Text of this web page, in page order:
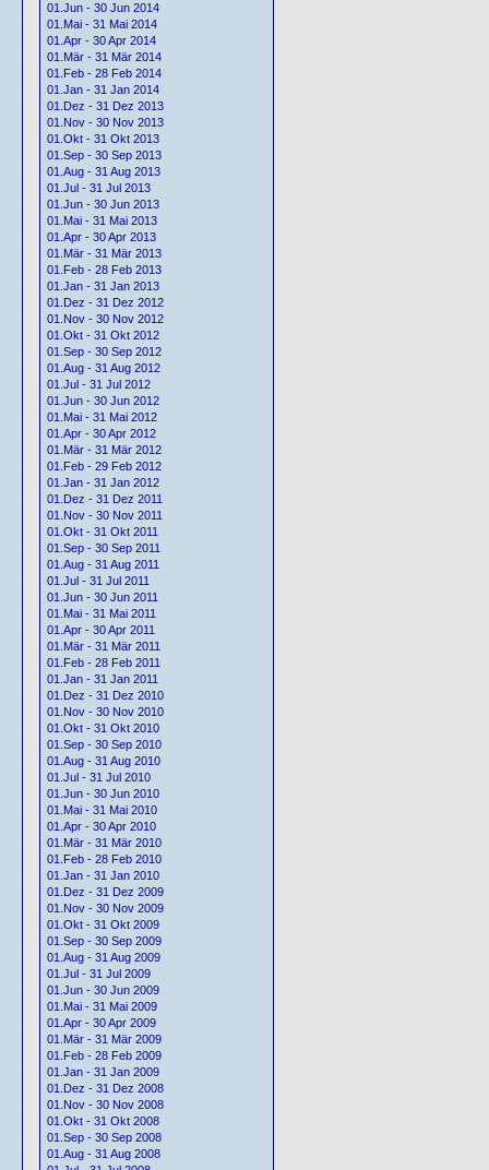
01.Jun - 30 Jun 2014
01.Mai - 31 Mai 2014
01.Apr - 30 Apr 2014
01.Mär - 31 Mär 2014
01.Feb - 28 Feb 2014
01.Jan - 31 Jan 2014
01.Dez - 31 Dez 2013
01.Nov - 30 Nov 2013
01.Okt - 31 Okt 2013
01.Sep - 30 Sep 2013
01.Aug - 31 Aug 2013
01.Jul - 31 Jul 2013
01.Jun - 30 Jun 2013
01.Mai - 31 Mai 2013
01.Apr - 30 Apr 2013
01.Mär - 31 Mär 2013
01.Feb - 28 Feb 2013
01.Jan - 31 Jan 2013
01.Dez - 31 Dez 2012
01.Nov - 30 Nov 2012
01.Okt - 31 Okt 2012
01.Sep - 30 Sep 2012
01.Aug - 31 Aug 2012
01.Jul - 31 Jul 2012
01.Jun - 30 Jun 2012
01.Mai - 31 Mai 2012
01.Apr - 30 Apr 2012
01.Mär - 31 Mär 2012
01.Feb - 29 Feb 2012
01.Jan - 31 Jan 2012
01.Dez - 31 Dez 2011
01.Nov - 30 Nov 2011
01.Okt - 31 Okt 2011
01.Sep - 30 Sep 2011
01.Aug - 31 Aug 2011
01.Jul - 31 Jul 2011
01.Jun - 30 Jun 2011
01.Mai - 31 Mai 2011
01.Apr - 30 Apr 2011
01.Mär - 31 Mär 2011
01.Feb - 28 Feb 2011
01.Jan - 31 Jan 2011
01.Dez - 31 Dez 2010
01.Nov - 30 Nov 2010
01.Okt - 31 Okt 2010
01.Sep - 30 Sep 2010
01.Aug - 31 Aug 2010
01.Jul - 31 Jul 2010
01.Jun - 30 Jun 2010
01.Mai - 31 Mai 2010
01.Apr - 30 Apr 2010
01.Mär - 31 Mär 2010
01.Feb - 28 Feb 2010
01.Jan - 31 Jan 2010
01.Dez - 31 Dez 2009
01.Nov - 30 Nov 2009
01.Okt - 31 Okt 2009
01.Sep - 30 Sep 2009
01.Aug - 31 Aug 2009
01.Jul - 31 Jul 2009
01.Jun - 30 Jun 2009
01.Mai - 31 Mai 2009
01.Apr - 30 Apr 2009
01.Mär - 31 Mär 2009
01.Feb - 28 Feb 2009
01.Jan - 31 Jan 2009
01.Dez - 31 Dez 2008
01.Nov - 30 Nov 2008
01.Okt - 31 Okt 2008
01.Sep - 30 Sep 2008
01.Aug - 31 Aug 2008